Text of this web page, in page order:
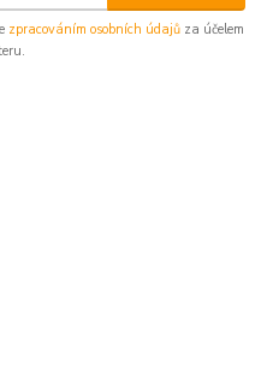
zpracováním osobních údajů za účelem